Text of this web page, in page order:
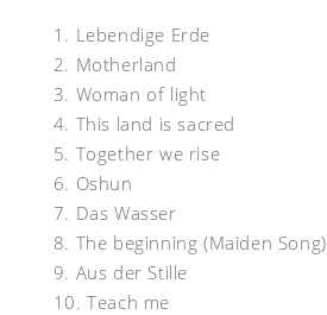
1. Lebendige Erde
2. Motherland
3. Woman of light
4. This land is sacred
5. Together we rise
6. Oshun
7. Das Wasser
8. The beginning (Maiden Song)
9. Aus der Stille
10. Teach me